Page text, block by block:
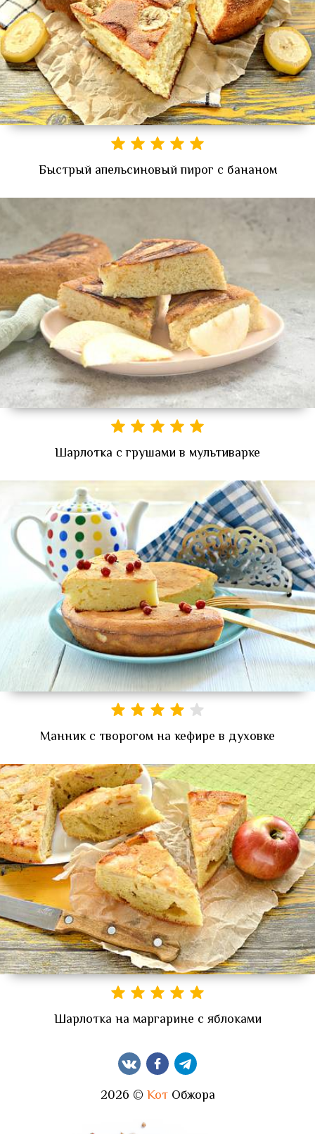
Быстрый апельсиновый пирог с бананом
Шарлотка с грушами в мультиварке
Манник с творогом на кефире в духовке
Шарлотка на маргарине с яблоками
2026 © КотОбжора